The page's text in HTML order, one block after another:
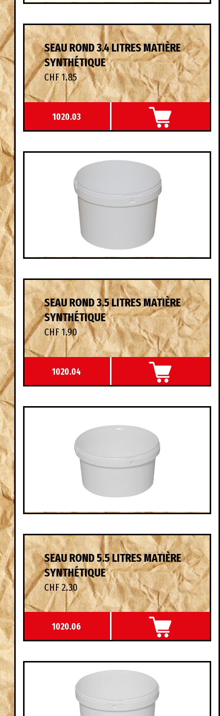
SEAU ROND 3.4 LITRES MATIÈRE
SYNTHÉTIQUE
CHF 1.85
1020.03
SEAU ROND 3.5 LITRES MATIÈRE
SYNTHÉTIQUE
CHF 1.90
1020.04
SEAU ROND 5.5 LITRES MATIÈRE
SYNTHÉTIQUE
CHF 2.30
1020.06